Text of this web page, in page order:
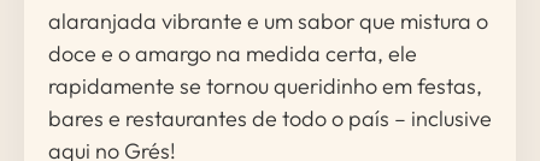
alaranjada vibrante e um sabor que mistura o
doce e o amargo na medida certa, ele
rapidamente se tornou queridinho em festas,
bares e restaurantes de todo o país – inclusive
aqui no Grés!